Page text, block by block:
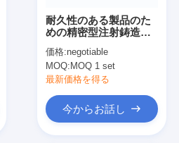
耐久性のある製品のた
めの精密型注射鋳造サ
価格:negotiable
MOQ:MOQ 1 set
最新価格を得る
今からお話し